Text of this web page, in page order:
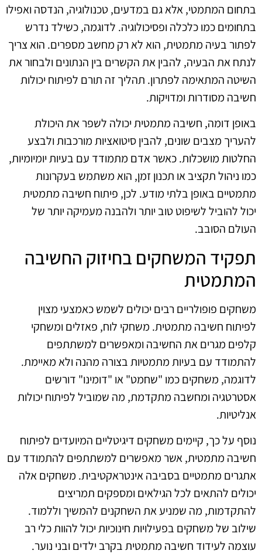
בתחום המתמטי, אלא גם במדעים, טכנולוגיה, הנדסה ואפילו
בתחומים כמו כלכלה ופסיכולוגיה. לדוגמה, כשילד נדרש
לפתור בעיה מתמטית, הוא לא רק מחשב מספרים. הוא צריך
לנתח את הבעיה, להבין את הקשרים בין הנתונים ולבחור את
השיטה המתאימה לפתרון. תהליך זה תורם לפיתוח יכולות
חשיבה מסודרות ומדויקות.
באופן דומה, חשיבה מתמטית יכולה לשפר את היכולת
להעריך מצבים שונים, להבין סיטואציות מורכבות ולבצע
החלטות מושכלות. כאשר אדם מתמודד עם בעיות יומיומיות,
כמו ניהול תקציב או תכנון זמן, הוא משתמש בעקרונות
מתמטיים באופן בלתי מודע. לכן, פיתוח חשיבה מתמטית
יכול להוביל לשיפוט טוב יותר ולהבנה מעמיקה יותר של
העולם הסובב.
תפקיד המשחקים בחיזוק החשיבה
המתמטית
משחקים פופולריים רבים יכולים לשמש כאמצעי מצוין
לפיתוח חשיבה מתמטית. משחקי לוח, פאזלים ומשחקי
קלפים מגרים את החשיבה ומאפשרים למשתתפים
להתמודד עם בעיות מתמטיות בצורה מהנה ולא מאיימת.
לדוגמה, משחקים כמו "שחמט" או "דומינו" דורשים
אסטרטגיה ומחשבה מתקדמת, מה שמוביל לפיתוח יכולות
אנליטיות.
נוסף על כך, קיימים משחקים דיגיטליים המיועדים לפיתוח
חשיבה מתמטית, אשר מאפשרים למשתתפים להתמודד עם
אתגרים מתמטיים בסביבה אינטראקטיבית. משחקים אלה
יכולים להתאים לכל הגילאים ומספקים תמריצים
להתקדמות, מה שמניע את השחקנים להמשיך וללמוד.
שילוב של משחקים בפעילויות חינוכיות יכול להוות כלי רב
עוצמה לעידוד חשיבה מתמטית בקרב ילדים ובני נוער.